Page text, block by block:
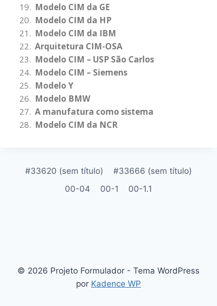
Modelo CIM da GE
Modelo CIM da HP
Modelo CIM da IBM
Arquitetura CIM-OSA
Modelo CIM – USP São Carlos
Modelo CIM – Siemens
Modelo Y
Modelo BMW
A manufatura como sistema
Modelo CIM da NCR
#33620 (sem título)
#33666 (sem título)
00-04
00-1 00-1.1
© 2026 Projeto Formulador - Tema WordPress
por Kadence WP